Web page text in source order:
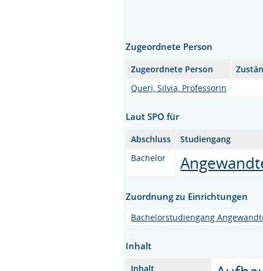
Zugeordnete Person
Zugeordnete Person
Queri, Silvia, Professorin
Laut SPO für
Abschluss
Studiengang
Bachelor
Zuordnung zu Einrichtungen
Bachelorstudiengang
Inhalt
Inhalt